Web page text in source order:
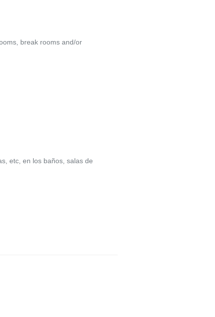
break rooms and/or
etc, en los baños, salas de